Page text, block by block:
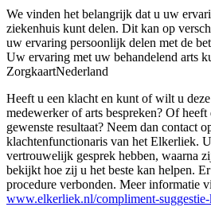
We vinden het belangrijk dat u uw
ziekenhuis kunt delen. Dit kan op
uw ervaring persoonlijk delen met de
Uw ervaring met uw behandelend arts
ZorgkaartNederland
Heeft u een klacht en kunt of wilt u
medewerker of arts bespreken? Of heeft
gewenste resultaat? Neem dan contact
klachtenfunctionaris van het Elkerliek.
vertrouwelijk gesprek hebben, waarna
bekijkt hoe zij u het beste kan helpen.
procedure verbonden. Meer informatie
www.elkerliek.nl/compliment-